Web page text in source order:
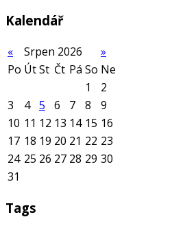
Kalendář
« Srpen 2026
»
Po ÚtSt Čt Pá So Ne
1
2
3
4 5 6 7 8
9
10 11 12 13 14 15 16
17 18 19 20 21 22 23
24 25 26 27 28 29 30
31
Tags